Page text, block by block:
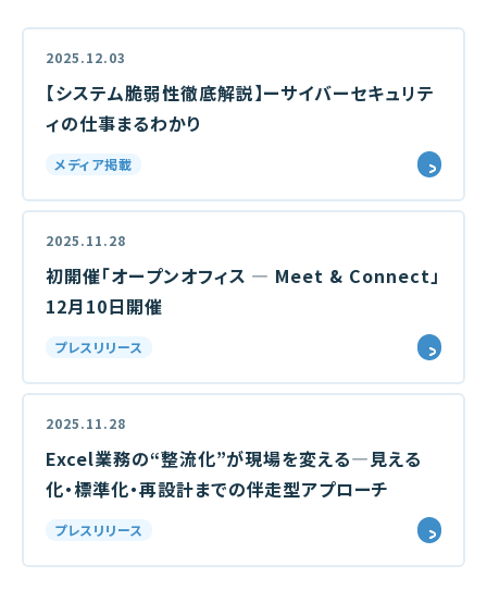
2025.12.03
【システム脆弱性徹底解説】ーサイバーセキュリテ
ィの仕事まるわかり
メディア掲載
2025.11.28
初開催「オープンオフィス ― Meet & Connect」
12月10日開催
プレスリリース
2025.11.28
Excel業務の“整流化”が現場を変える―見える
化・標準化・再設計までの伴走型アプローチ
プレスリリース